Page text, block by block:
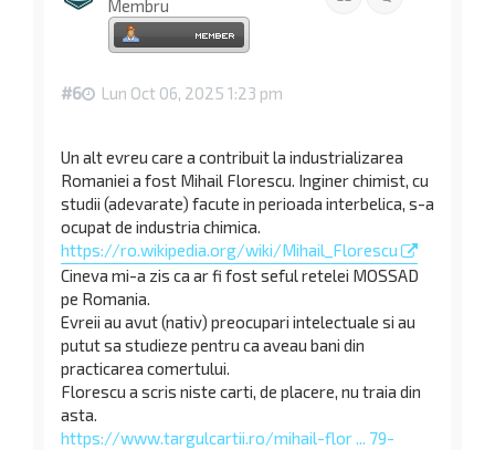
Membru
#6 Lun Oct 06, 2025 1:23 pm
Un alt evreu care a contribuit la industrializarea
Romaniei a fost Mihail Florescu. Inginer chimist, cu
studii (adevarate) facute in perioada interbelica, s-a
ocupat de industria chimica.
https://ro.wikipedia.org/wiki/Mihail_Florescu
Cineva mi-a zis ca ar fi fost seful retelei MOSSAD
pe Romania.
Evreii au avut (nativ) preocupari intelectuale si au
putut sa studieze pentru ca aveau bani din
practicarea comertului.
Florescu a scris niste carti, de placere, nu traia din
asta.
https://www.targulcartii.ro/mihail-flor ... 79-